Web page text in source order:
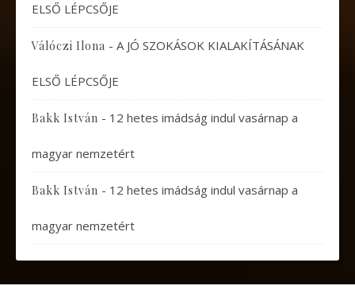
ELSŐ LÉPCSŐJE
Válóczi Ilona - A JÓ SZOKÁSOK KIALAKÍTÁSÁNAK
ELSŐ LÉPCSŐJE
Bakk István - 12 hetes imádság indul vasárnap a
magyar nemzetért
Bakk István - 12 hetes imádság indul vasárnap a
magyar nemzetért